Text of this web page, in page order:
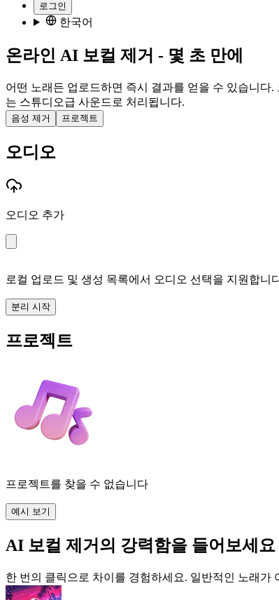
로그인
한국어
온라인 AI 보컬 제거 - 몇 초 만에
어떤 노래든 업로드하면 즉시 결과를 얻을 수 있습니
는 스튜디오급 사운드로 처리됩니다.
음성 제거 프로젝트
오디오
오디오 추가
로컬 업로드 및 생성 목록에서 오디오 선택을 지원합니
분리 시작
프로젝트
프로젝트를 찾을 수 없습니다
예시 보기
AI 보컬 제거의 강력함을 들어보세요
한 번의 클릭으로 차이를 경험하세요. 일반적인 노래